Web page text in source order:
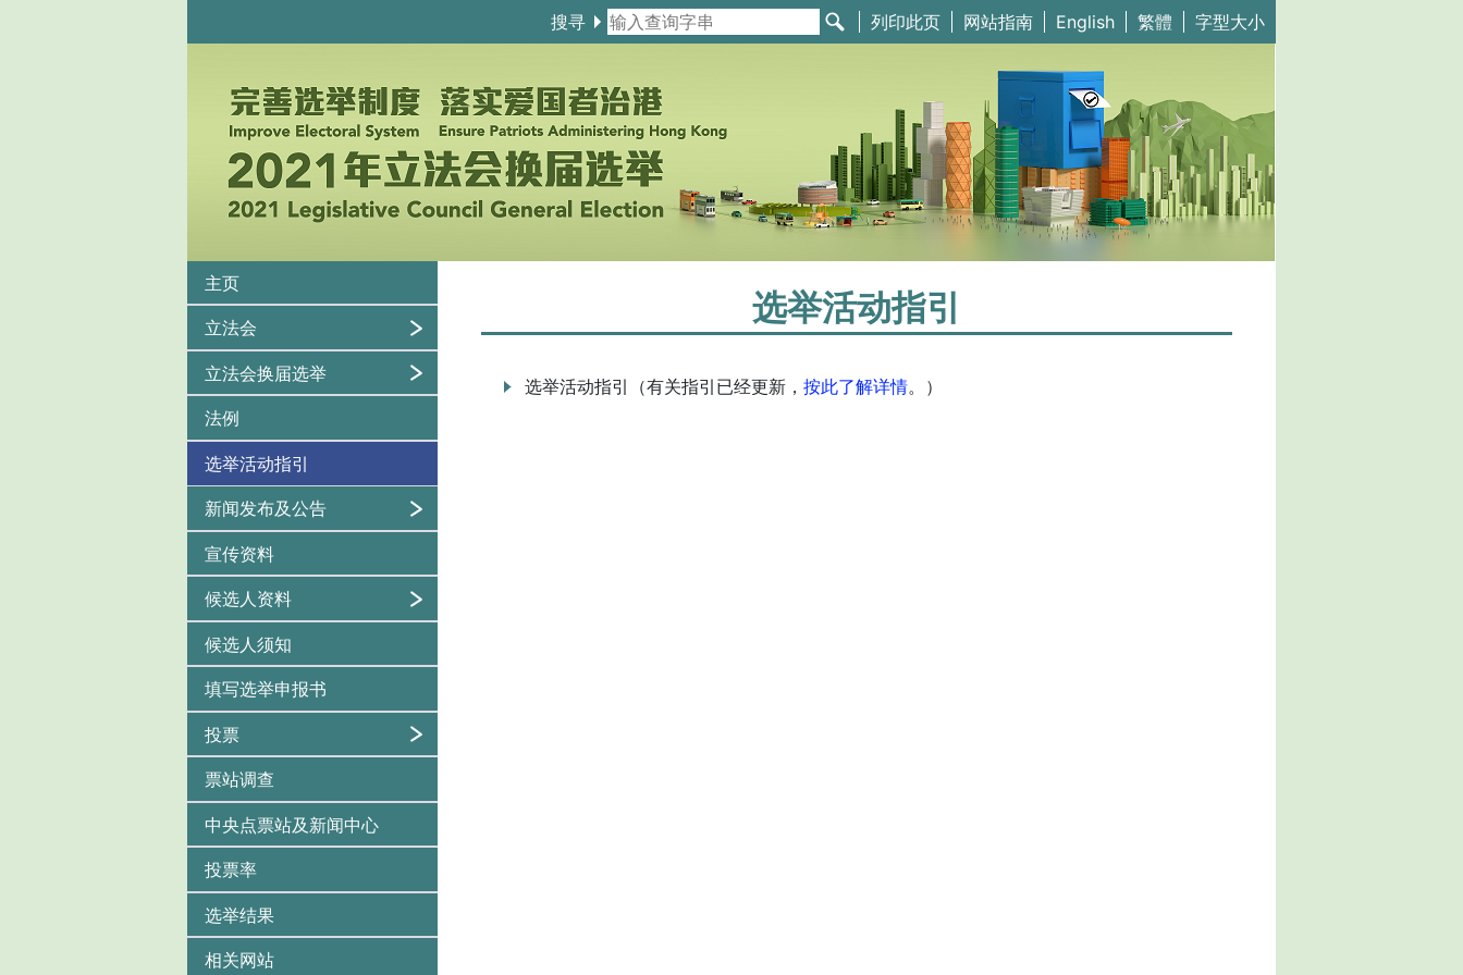
搜寻 列印此页 网站指南 English 繁體 字型大小
主页
立法会
立法会换届选举
法例
选举活动指引
新闻发布及公告
宣传资料
候选人资料
候选人须知
填写选举申报书
投票
票站调查
中央点票站及新闻中心
投票率
选举结果
相关网站
选举活动指引
选举活动指引（有关指引已经更新， 按此了解详情。）